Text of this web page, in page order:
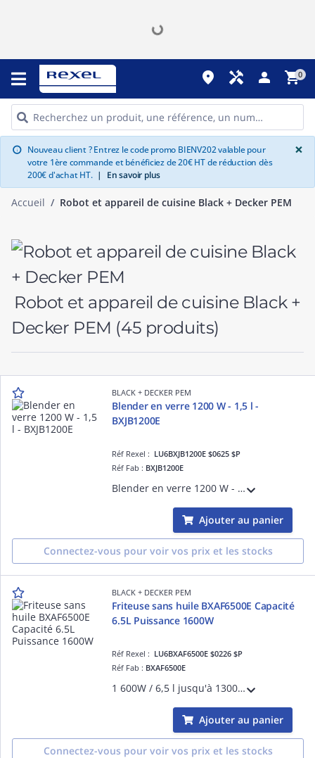
place handyman person shopping_cart0
info Nouveau client ? Entrez le code promo BIENV202 valable pour
votre 1ère commande et bénéficiez de 20€ HT de réduction dès
200€ d'achat HT. | En savoir plus
×
Accueil Robot et appareil de cuisine Black + Decker PEM
Robot et appareil de cuisine Black +
Decker PEM (45 produits)
BLACK + DECKER PEM
Blender en verre 1200 W - 1,5 l -
BXJB1200E
Réf Rexel : LU6BXJB1200E $0625 $P
Réf Fab : BXJB1200E
Blender en verre 1200 W - 1,5 l - BXJB1200E Vitesse variable pour obtenir une texture idéale Acier inoxydable anti trace Doseur en verre de 1,50 litres 6 lames en acier inoxydable de haute résistance
Ajouter au panier
Connectez-vous pour voir vos prix et les stocks
BLACK + DECKER PEM
Friteuse sans huile BXAF6500E Capacité
6.5L Puissance 1600W
Réf Rexel : LU6BXAF6500E $0226 $P
Réf Fab : BXAF6500E
1 600W / 6,5 l jusqu'à 1300g de frites (4 à 6 personnes) Ecran tactile numérique 8 programmes prédéfinis Guide intégré temp de 80° à 200° Minuterie 60 mn Cuve et panier amovibles Poignée et parois froides Pieds antidérapants
Ajouter au panier
Connectez-vous pour voir vos prix et les stocks